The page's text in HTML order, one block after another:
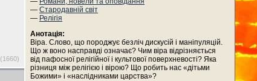
(1660)
— Стародавній світ
— Релігія
Анотація:
Віра. Слово, що породжує безліч дискусій і маніпуляцій.
Що ж воно насправді означає? Чим віра відрізняється
від пафосної релігійної і культової поверхневості? Яка
різниця між релігією і вірою? Що робить нас «дітьми
Божими» і «наслідниками царства»?